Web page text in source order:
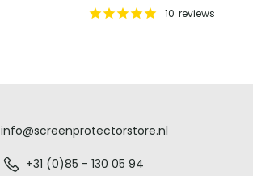
10 reviews
info@screenprotectorstore.nl
+31 (0)85 - 130 05 94